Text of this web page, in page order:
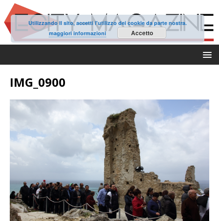
IMG_0900
Utilizzando il sito, accetti l'utilizzo dei cookie da parte nostra.
maggiori informazioni
Accetto